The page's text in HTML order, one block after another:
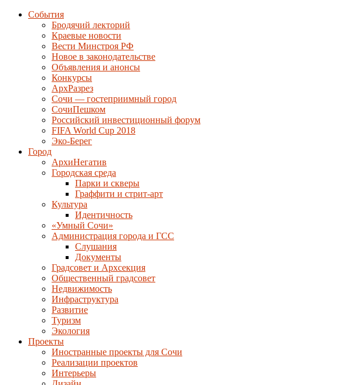
События
Бродячий лекторий
Краевые новости
Вести Минстроя РФ
Новое в законодательстве
Объявления и анонсы
Конкурсы
АрхРазрез
Сочи — гостеприимный город
СочиПешком
Российский инвестиционный форум
FIFA World Cup 2018
Эко-Берег
Город
АрхиНегатив
Городская среда
Парки и скверы
Граффити и стрит-арт
Культура
Идентичность
«Умный Сочи»
Администрация города и ГСС
Слушания
Документы
Градсовет и Архсекция
Общественный градсовет
Недвижимость
Инфраструктура
Развитие
Туризм
Экология
Проекты
Иностранные проекты для Сочи
Реализации проектов
Интерьеры